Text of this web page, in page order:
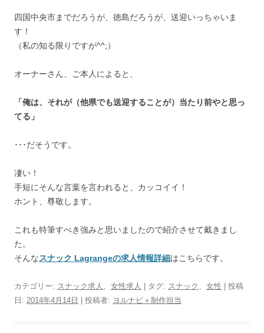
四国中央市までだろうが、徳島だろうが、送迎いっちゃいま
す！
（私の知る限りですが^^;）
オーナーさん、ご本人によると、
「俺は、それが（他県でも送迎することが）当たり前やと思っ
てる」
･･･だそうです。
凄い！
手短にそんな言葉を言われると、カッコイイ！
ホント、尊敬します。
これも特筆すべき強みと思いましたので紹介させて戴きまし
た。
そんなスナック Lagrangeの求人情報詳細はこちらです。
カテゴリー: スナック求人 、 女性求人 | タグ: スナック 、 女性 | 投稿
日: 2014年4月14日 投稿者: ヨルナビ＋制作担当